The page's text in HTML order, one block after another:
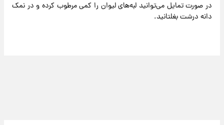
در صورت تمایل می‌توانید لبه‌های لیوان را کمی مرطوب کرده و در نمک
دانه درشت بغلتانید.